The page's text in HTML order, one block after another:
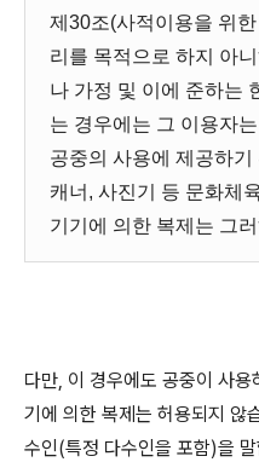
제30조(사적이용을 위
리를 목적으로 하지 아
나 가정 및 이에 준하는
는 경우에는 그 이용자
공중의 사용에 제공하
캐너, 사진기 등 문화체
기기에 의한 복제는 그
다만, 이 경우에도 공중이 사용
기에 의한 복제는 허용되지 않
수인(특정 다수인을 포함)을